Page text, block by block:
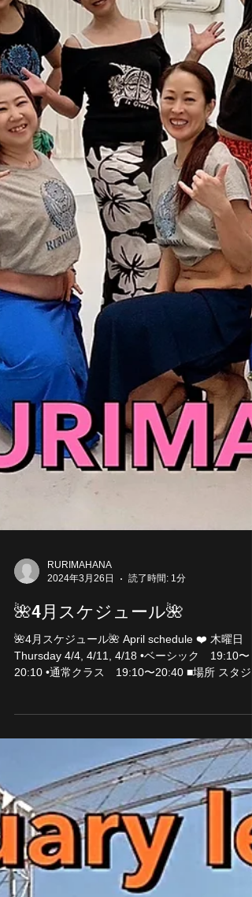
RURIMAHANA
読了時間: 1分
🌺4月スケジュール🌺
🌺4月スケジュール🌺 April schedule ❤️ 木曜日
Thursday 4/4, 4/11, 4/18 •ベーシック 19:10〜
20:10 •通常クラス 19:10〜20:40 ■場所 スタジ
オ Koa 〒530-0041...